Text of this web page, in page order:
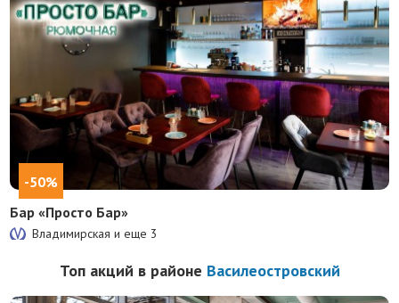
-50%
Бар «Просто Бар»
Владимирская и еще 3
Топ акций в районе Василеостровский